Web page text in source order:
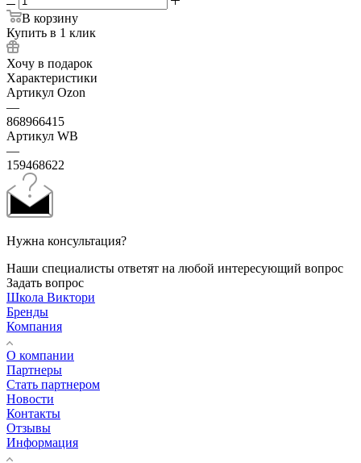
В корзину
Купить в 1 клик
Хочу в подарок
Характеристики
Артикул Ozon
—
868966415
Артикул WB
—
159468622
Нужна консультация?
Наши специалисты ответят на любой интересующий вопрос
Задать вопрос
Школа Виктори
Бренды
Компания
О компании
Партнеры
Стать партнером
Новости
Контакты
Отзывы
Информация